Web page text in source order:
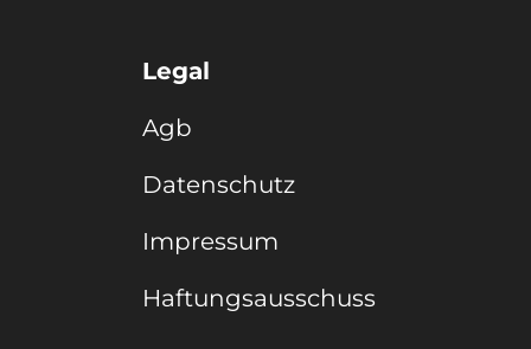
Legal
Agb
Datenschutz
Impressum
Haftungsausschuss